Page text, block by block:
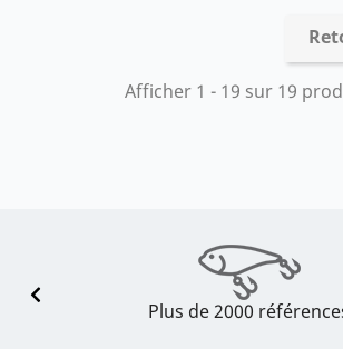
Afficher 1 - 19 sur 19
Plus de 2000